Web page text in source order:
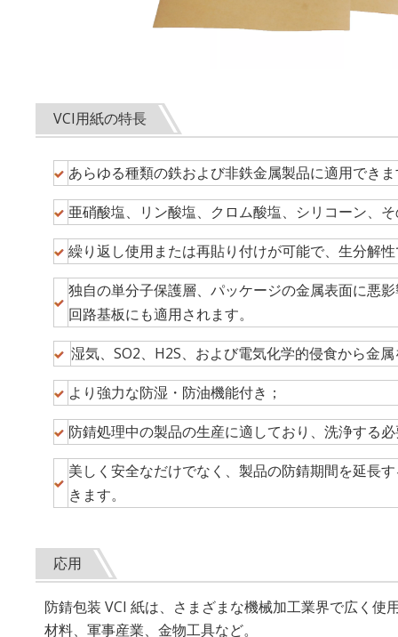
VCI用紙の特長
あらゆる種類の鉄および非鉄金属製品に適用でき
亜硝酸塩、リン酸塩、クロム酸塩、シリコーン、
繰り返し使用または再貼り付けが可能で、生分解
独自の単分子保護層、パッケージの金属表面に悪
回路基板にも適用されます。
湿気、SO2、H2S、および電気化学的侵食から金
より強力な防湿・防油機能付き；
防錆処理中の製品の生産に適しており、洗浄する
美しく安全なだけでなく、製品の防錆期間を延長
きます。
応用
防錆包装 VCI 紙は、さまざまな機械加工業界で広く
材料、軍事産業、金物工具など。